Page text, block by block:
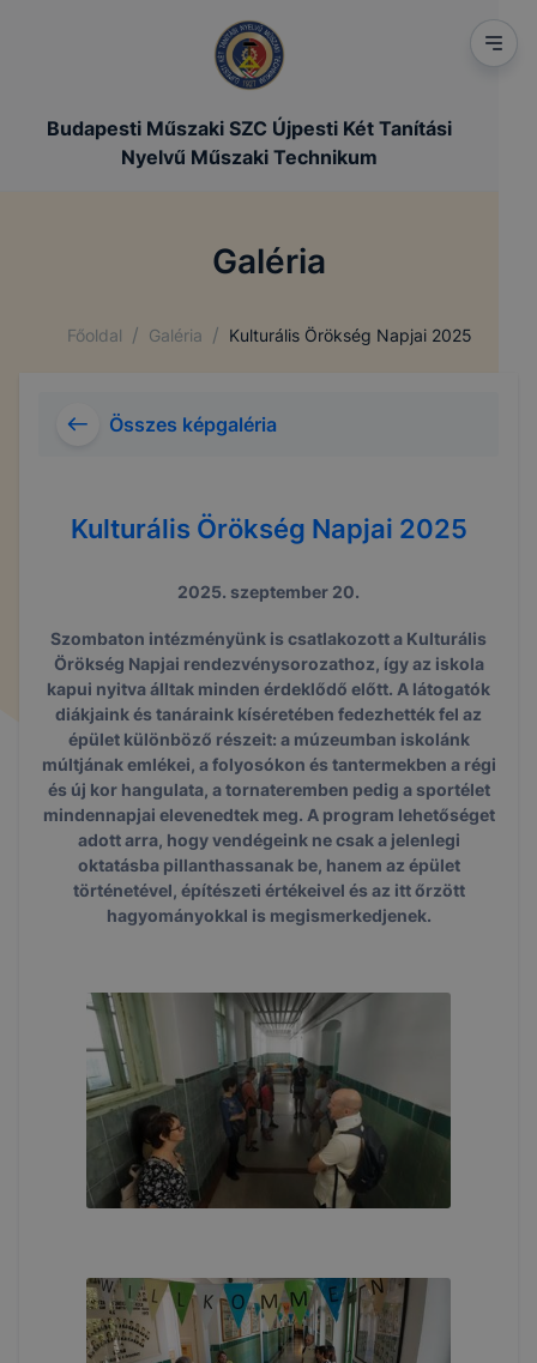
Budapesti Műszaki SZC Újpesti Két Tanítási
Nyelvű Műszaki Technikum
Galéria
Főoldal / Galéria / Kulturális Örökség Napjai 2025
Összes képgaléria
Kulturális Örökség Napjai 2025
2025. szeptember 20.
Szombaton intézményünk is csatlakozott a Kulturális
Örökség Napjai rendezvénysorozathoz, így az iskola
kapui nyitva álltak minden érdeklődő előtt. A látogatók
diákjaink és tanáraink kíséretében fedezhették fel az
épület különböző részeit: a múzeumban iskolánk
múltjának emlékei, a folyosókon és tantermekben a régi
és új kor hangulata, a tornateremben pedig a sportélet
mindennapjai elevenedtek meg. A program lehetőséget
adott arra, hogy vendégeink ne csak a jelenlegi
oktatásba pillanthassanak be, hanem az épület
történetével, építészeti értékeivel és az itt őrzött
hagyományokkal is megismerkedjenek.